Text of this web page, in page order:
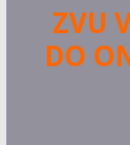
ZVU
DO